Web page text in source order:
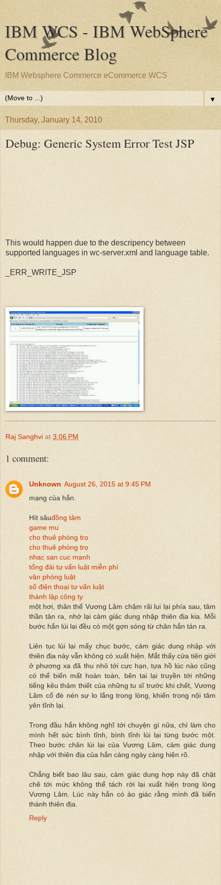
IBM WCS - IBM WebSphere
Commerce Blog
IBM Websphere Commerce eCommerce WCS
▼
Thursday, January 14, 2010
Debug: Generic System Error Test JSP
This would happen due to the descripency between
supported languages in wc-server.xml and language table.
_ERR_WRITE_JSP
Raj Sanghvi at 3:06 PM
1 comment:
Unknown August 26, 2015 at 9:45 PM
mạng của hắn.
Hít sâuđồng tâm
game mu
cho thuê phòng trọ
cho thuê phòng trọ
nhac san cuc manh
tổng đài tư vấn luật miễn phí
văn phòng luật
số điện thoại tư vấn luật
thành lập công ty
một hơi, thân thể Vương Lâm chậm rãi lui lại phía sau, tâm
thần tản ra, nhớ lại cảm giác dung nhập thiên địa kia. Mỗi
bước hắn lùi lại đều có một gợn sóng từ chân hắn tản ra.
Liên tục lùi lại mấy chục bước, cảm giác dung nhập với
thiên địa này vẫn không có xuất hiện. Mắt thấy cửa tiên giới
ở phương xa đã thu nhỏ tới cực hạn, tựa hồ lúc nào cũng
có thể biến mất hoàn toàn, bên tai lại truyền tới những
tiếng kêu thảm thiết của những tu sĩ trước khi chết, Vương
Lâm cố đè nén sự lo lắng trong lòng, khiến trong nội tâm
yên tĩnh lại.
Trong đầu hắn không nghĩ tới chuyện gì nữa, chỉ làm cho
mình hết sức bình tĩnh, bình tĩnh lùi lại từng bước một.
Theo bước chân lùi lại của Vương Lâm, cảm giác dung
nhập với thiên địa của hắn càng ngày càng hiện rõ.
Chẳng biết bao lâu sau, cảm giác dung hợp này đã chặt
chẽ tới mức không thể tách rời lại xuất hiện trong lòng
Vương Lâm. Lúc này hắn có ảo giác rằng mình đã biến
thành thiên địa.
Reply